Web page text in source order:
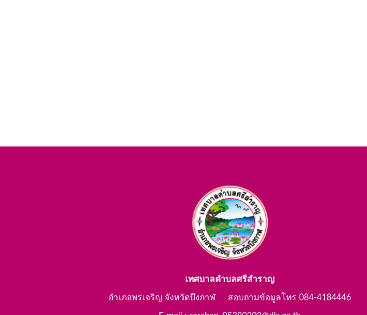
เทศบาลตำบลศรีสำราญ
อำเภอพรเจริญ จังหวัดบึงกาฬ สอบถามข้อมูลโทร 084-4184446